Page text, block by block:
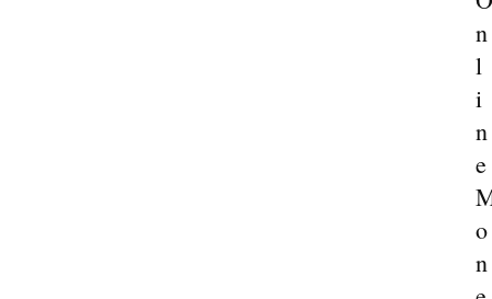
n
l
i
n
e
o
n